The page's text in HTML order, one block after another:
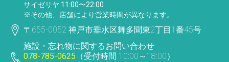
サイゼリヤ 11:00〜22:00
※その他、店舗により営業時間が異なります。
〒655-0052 神戸市垂水区舞多聞東2丁目1番45号
施設・忘れ物に関するお問い合わせ
078-785-0625 （受付時間 10:00～18:00）